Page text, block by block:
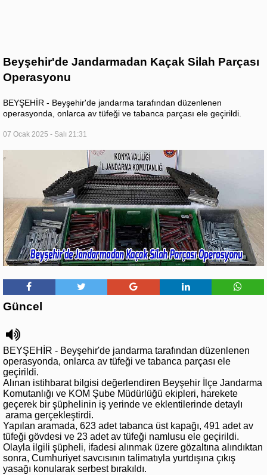
Beyşehir'de Jandarmadan Kaçak Silah Parçası
Operasyonu
BEYŞEHİR - Beyşehir'de jandarma tarafından düzenlenen
operasyonda, onlarca av tüfeği ve tabanca parçası ele geçirildi.
07 Ocak 2025 - Salı 21:31
Güncel
BEYŞEHİR - Beyşehir'de jandarma tarafından düzenlenen
operasyonda, onlarca av tüfeği ve tabanca parçası ele
geçirildi.
Alınan istihbarat bilgisi değerlendiren Beyşehir İlçe Jandarma
Komutanlığı ve KOM Şube Müdürlüğü ekipleri, harekete
geçerek bir şüphelinin iş yerinde ve eklentilerinde detaylı
arama gerçekleştirdi.
Yapılan aramada, 623 adet tabanca üst kapağı, 491 adet av
tüfeği gövdesi ve 23 adet av tüfeği namlusu ele geçirildi.
Olayla ilgili şüpheli, ifadesi alınmak üzere gözaltına alındıktan
sonra, Cumhuriyet savcısının talimatıyla yurtdışına çıkış
yasağı konularak serbest bırakıldı.